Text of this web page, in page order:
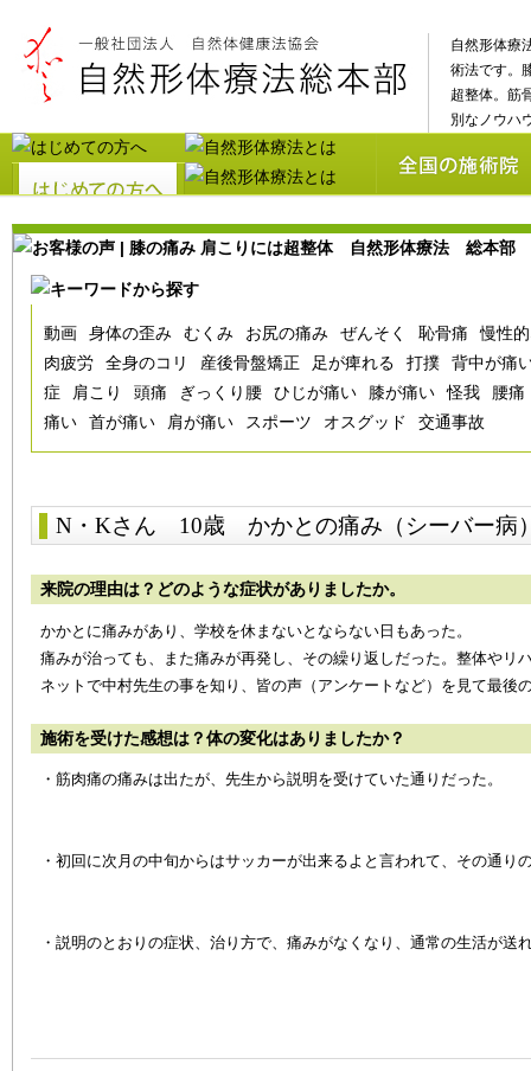
自然形体療
術法です。
超整体。筋
別なノウハ
動画 身体の歪み むくみ お尻の痛み ぜんそく 恥骨痛
慢性
肉疲労
全身のコリ 産後骨盤矯正 足が痺れる 打撲
背中が痛
症
肩こり 頭痛 ぎっくり腰 ひじが痛い 膝が痛い 怪我
腰痛
痛い
首が痛い 肩が痛い スポーツ オスグッド 交通事故
N・Kさん 10歳 かかとの痛み（シーバー病
来院の理由は？どのような症状がありましたか。
かかとに痛みがあり、学校を休まないとならない日もあった。
痛みが治っても、また痛みが再発し、その繰り返しだった。整体やリ
ネットで中村先生の事を知り、皆の声（アンケートなど）を見て最後
施術を受けた感想は？体の変化はありましたか？
・筋肉痛の痛みは出たが、先生から説明を受けていた通りだった。
・初回に次月の中旬からはサッカーが出来るよと言われて、その通り
・説明のとおりの症状、治り方で、痛みがなくなり、通常の生活が送